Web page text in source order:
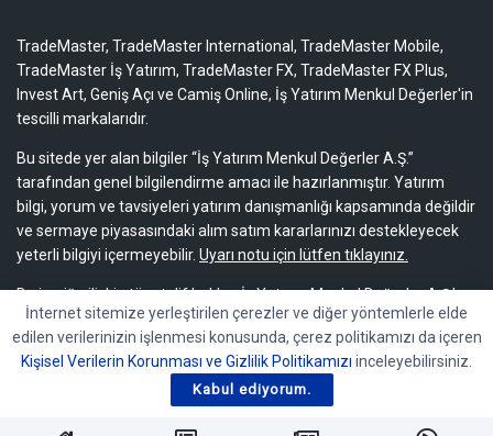
TradeMaster, TradeMaster International, TradeMaster Mobile,
TradeMaster İş Yatırım, TradeMaster FX, TradeMaster FX Plus,
Invest Art, Geniş Açı ve Camiş Online, İş Yatırım Menkul Değerler'in
tescilli markalarıdır.
Bu sitede yer alan bilgiler “İş Yatırım Menkul Değerler A.Ş.”
tarafından genel bilgilendirme amacı ile hazırlanmıştır. Yatırım
bilgi, yorum ve tavsiyeleri yatırım danışmanlığı kapsamında değildir
ve sermaye piyasasındaki alım satım kararlarınızı destekleyecek
yeterli bilgiyi içermeyebilir. Uyarı notu için lütfen tıklayınız.
Bu içeriğe ilişkin tüm telif hakları İş Yatırım Menkul Değerler A.Ş.’ye
aittir. Bu içerik, açık iznimiz olmaksızın başkaları tarafından
herhangi bir amaçla, kısmen veya tamamen çoğaltılamaz,
dağıtılamaz, yayımlanamaz veya değiştirilemez.
İnternet sitemize yerleştirilen çerezler ve diğer yöntemlerle elde
edilen verilerinizin işlenmesi konusunda, çerez politikamızı da içeren
Kişisel Verilerin Korunması ve Gizlilik Politikamızı inceleyebilirsiniz.
Kabul ediyorum.